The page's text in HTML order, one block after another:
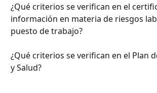
¿Qué criterios se verifican en el
información en materia de riesgos
puesto de trabajo?
¿Qué criterios se verifican en el Plan
y Salud?